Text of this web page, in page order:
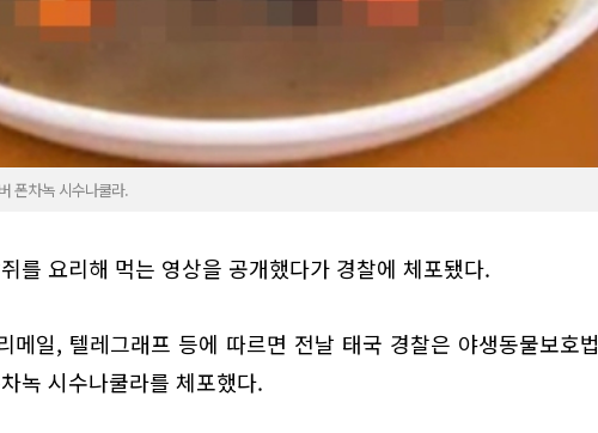
폰차녹 시수나쿨라.
를 요리해 먹는 영상을 공개했다가 경찰에 체포됐다.
메일, 텔레그래프 등에 따르면 전날 태국 경찰은 야생동물보호법
녹 시수나쿨라를 체포했다.